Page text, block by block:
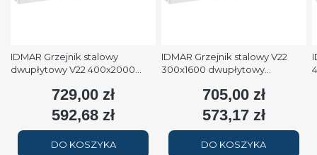
IDMAR Grzejnik stalowy
dwupłytowy V22 400x2000
2508W (90/70/20°C) biały
Cena
729,00 zł
Cena
592,68 zł
DO KOSZYKA
IDMAR Grzejnik stalowy V22
300x1600 dwupłytowy
(90/70/20°C) biały RAL9016
Cena
705,00 zł
Cena
573,17 zł
DO KOSZYKA